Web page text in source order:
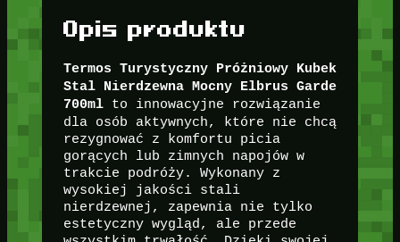
Opis produktu
Termos Turystyczny Próżniowy Kubek
Stal Nierdzewna Mocny Elbrus Garde
700mlto innowacyjne rozwiązanie
dla osób aktywnych, które nie chcą
rezygnować z komfortu picia
gorących lub zimnych napojów w
trakcie podróży. Wykonany z
wysokiej jakości stali
nierdzewnej, zapewnia nie tylko
estetyczny wygląd, ale przede